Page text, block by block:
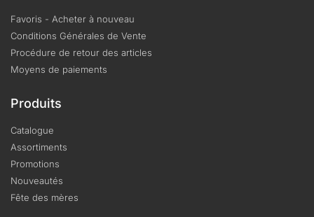
Favoris - Acheter à nouveau
Conditions Générales de Vente
Procédure de retour des articles
Moyens de paiements
Produits
Catalogue
Assortiments
Promotions
Nouveautés
Fête des mères